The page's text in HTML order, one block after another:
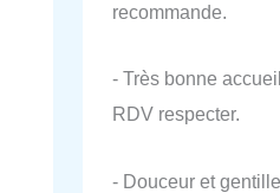
recommande.
- Très bonne
RDV respecter.
- Douceur et